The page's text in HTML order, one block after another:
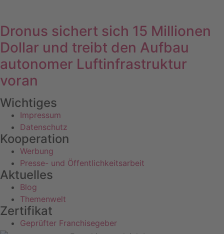
Dronus sichert sich 15 Millionen
Dollar und treibt den Aufbau
autonomer Luftinfrastruktur
voran
Wichtiges
Impressum
Datenschutz
Kooperation
Werbung
Presse- und Öffentlichkeitsarbeit
Aktuelles
Blog
Themenwelt
Zertifikat
Geprüfter Franchisegeber